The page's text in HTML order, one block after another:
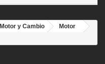
Motor y Cambio
Motor